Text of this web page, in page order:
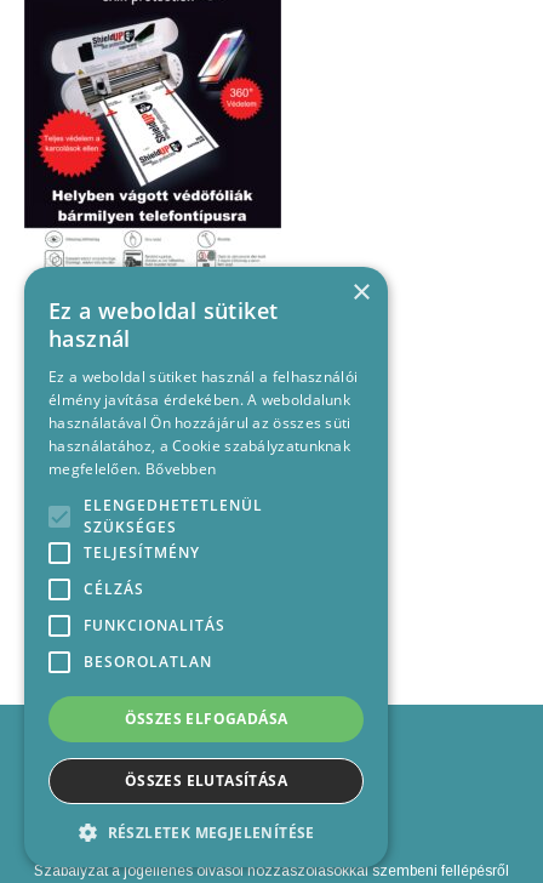
Impresszum
Médiajánlat
Felhasználási feltételek
Kapcsolat
Szabályzat a jogellenes olvasói hozzászólásokkal szembeni fellépésről
×
Ez a weboldal sütiket
használ
Ez a weboldal sütiket használ a felhasználói
élmény javítása érdekében. A weboldalunk
használatával Ön hozzájárul az összes süti
használatához, a Cookie szabályzatunknak
megfelelően. Bővebben
ELENGEDHETETLENÜL
SZÜKSÉGES
TELJESÍTMÉNY
CÉLZÁS
FUNKCIONALITÁS
BESOROLATLAN
ÖSSZES ELFOGADÁSA
ÖSSZES ELUTASÍTÁSA
RÉSZLETEK MEGJELENÍTÉSE